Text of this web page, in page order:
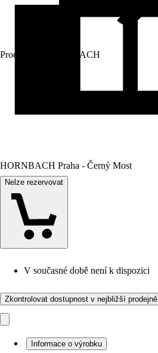
Prodej přes: HORNBACH
HORNBACH Praha - Černý Most
Nelze rezervovat
V současné době není k dispozici
Zkontrolovat dostupnost v nejbližší prodejně
Informace o výrobku